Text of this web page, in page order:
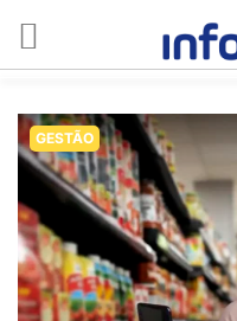
GESTÃO